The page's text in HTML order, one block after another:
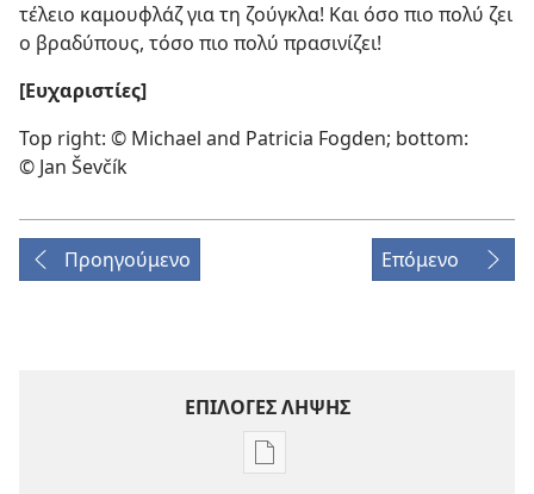
τέλειο καμουφλάζ για τη ζούγκλα! Και όσο πιο πολύ ζει
ο βραδύπους, τόσο πιο πολύ πρασινίζει!
[Ευχαριστίες]
Top right: © Michael and Patricia Fogden; bottom:
© Jan Ševčík
Προηγούμενο Επόμενο
ΕΠΙΛΟΓΕΣ ΛΗΨΗΣ
Επιλογές